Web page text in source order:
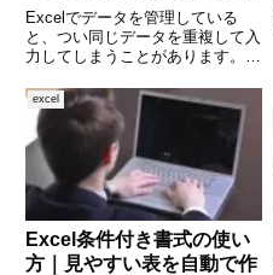
徹底解説
Excelでデータを管理している
と、つい同じデータを重複して入
力してしまうことがあります。大
るのは大変ですが、Excel関数
「IF」と「COUNTIF」を組み合
わせることで、自動的に重複をチ
ェックすることができ
excel
Excel条件付き書式の使い
方｜見やすい表を自動で作